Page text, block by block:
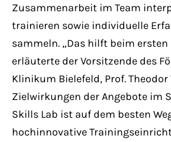
Zusammenarbeit im Team
trainieren sowie individuelle
sammeln. „Das hilft beim ersten
erläuterte der Vorsitzende des
Klinikum Bielefeld, Prof.
Zielwirkungen der Angebote im
Skills Lab ist auf dem besten
hochinnovative